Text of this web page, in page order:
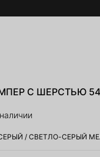
С ШЕРСТЬЮ
/СВЕТЛО-СЕРЫЙ